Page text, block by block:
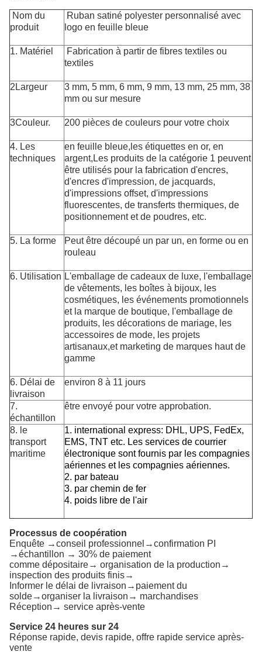
Nom du
produit
Ruban satiné polyester personnalisé avec
logo en feuille bleue
1. Matériel
Fabrication à partir de fibres textiles ou
textiles
2Largeur
3 mm, 5 mm, 6 mm, 9 mm, 13 mm, 25 mm, 38
mm ou sur mesure
3Couleur. 200 pièces de couleurs pour votre choix
4. Les
techniques
en feuille bleue, les étiquettes en or, en
argent, Les produits de la catégorie 1 peuvent
être utilisés pour la fabrication d'encres,
d'encres d'impression, de jacquards,
d'impressions offset, d'impressions
fluorescentes, de transferts thermiques, de
positionnement et de poudres, etc.
5. La forme
Peut être découpé un par un, en forme ou en
rouleau
6. Utilisation L'emballage de cadeaux de luxe, l'emballage
de vêtements, les boîtes à bijoux, les
cosmétiques, les événements promotionnels
et la marque de boutique, l'emballage de
produits, les décorations de mariage, les
accessoires de mode, les projets
artisanaux,et marketing de marques haut de
gamme
6. Délai de
livraison
environ 8 à 11 jours
7.
échantillon
être envoyé pour votre approbation.
8. le
transport
maritime
1. international express: DHL, UPS, FedEx,
EMS, TNT etc. Les services de courrier
électronique sont fournis par les compagnies
aériennes et les compagnies aériennes.
2. par bateau
3. par chemin de fer
4. poids libre de l'air
Processus de coopération
Enquête →conseil professionnel→confirmation PI
→échantillon → 30% de paiement
comme dépositaire→ organisation de la production→
inspection des produits finis→
Informer le délai de livraison→paiement du
solde→organiser la livraison→ marchandises
Réception→ service après-vente
Service 24 heures sur 24
Réponse rapide, devis rapide, offre rapide service après-
vente